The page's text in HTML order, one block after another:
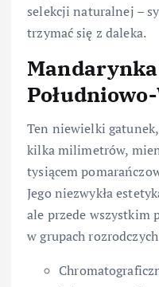
selekcji naturalnej –
trzymać się z daleka.
Ten niewielki
kilka milimetrów,
tysiącem
Jego niezwykła
ale przede wszystkim
w grupach